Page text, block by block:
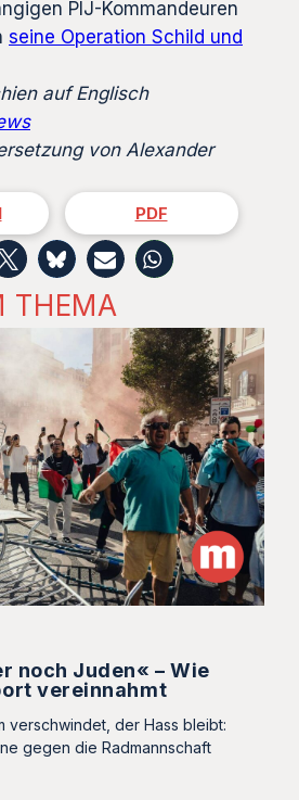
PIJ-Kommandeuren
seine Operation Schild und
auf Englisch
von Alexander
PDF
THEMA
noch Juden« – Wie
vereinnahmt
verschwindet, der Hass bleibt:
gegen die Radmannschaft